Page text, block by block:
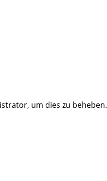
um dies zu beheben.